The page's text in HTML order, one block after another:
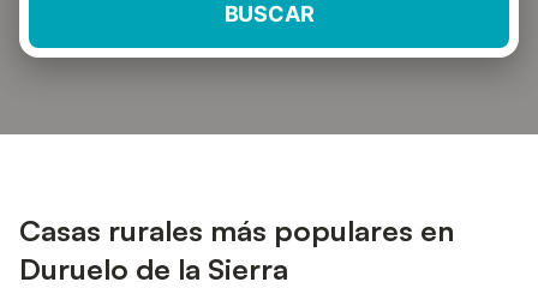
BUSCAR
Casas rurales más populares en
Duruelo de la Sierra